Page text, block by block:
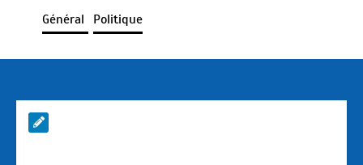
Général Politique